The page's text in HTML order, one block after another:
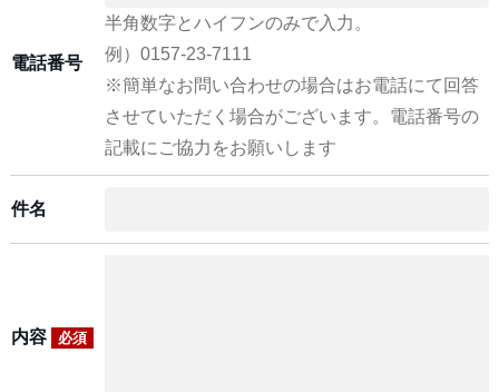
電話番号
半角数字とハイフンのみで入力。
例）0157-23-7111
※簡単なお問い合わせの場合はお電話にて回答
させていただく場合がございます。電話番号の
記載にご協力をお願いします
件名
内容 必須